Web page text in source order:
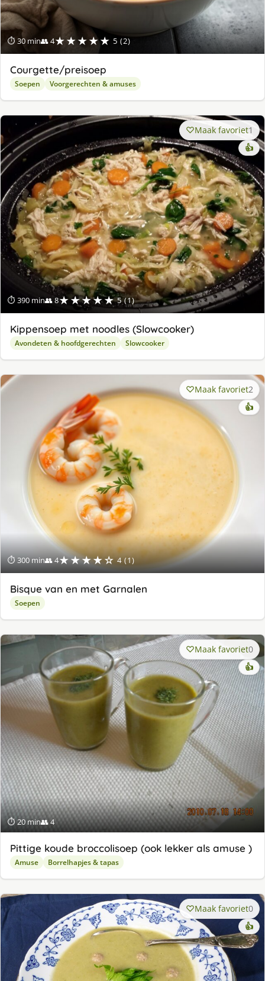
⏱ 30 min👥 4★★★★★ 5 (2)
Courgette/preisoep
Soepen Voorgerechten & amuses
⏱ 390 min👥 8★★★★★ 5 (1)
Maak favoriet1
👍
Kippensoep met noodles (Slowcooker)
Avondeten & hoofdgerechten Slowcooker
⏱ 300 min👥 4★★★★☆ 4 (1)
Maak favoriet2
👍
Bisque van en met Garnalen
Soepen
⏱ 20 min👥 4
Maak favoriet0
👍
Pittige koude broccolisoep (ook lekker als amuse )
Amuse Borrelhapjes & tapas
Maak favoriet0
👍